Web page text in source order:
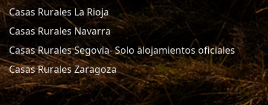
Casas Rurales La Rioja
Casas Rurales Navarra
Casas Rurales Segovia- Solo alojamientos oficiales
Casas Rurales Zaragoza